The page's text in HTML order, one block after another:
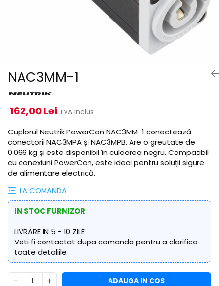
Instalații audio
Boxe PA (Public Address)
Control Audio
Amplificatoare
Microfoane Desk
Accesorii
Playere Audio
MP3 & USB players
Căști
Sisteme asistență auditivă
Procesoare & Convertoare
Efecte DJ & Club
Stroboscoape LED
Lumină Arhitecturală
Exterior
Interior
Decor
Controler și alimentare
Lămpi
​​Halogen
​​Descărcare
​​Lumină UV și neagră
Alimentare & Distribuție
Distribuitoare de putere
Dimmer & Switch Packs
NAC3MM-1
162,00 Lei TVA inclus
Cuplorul Neutrik PowerCon NAC3MM-1 conectează
conectorii NAC3MPA și NAC3MPB. Are o greutate de
0.066 kg și este disponibil în culoarea negru. Compatibil
cu conexiuni PowerCon, este ideal pentru soluții sigure
de alimentare electrică.
LA COMANDA
IN STOC FURNIZOR
LIVRARE IN 5 - 10 ZILE
Veti fi contactat dupa comanda pentru a clarifica
toate detaliile.
ADAUGA IN COS